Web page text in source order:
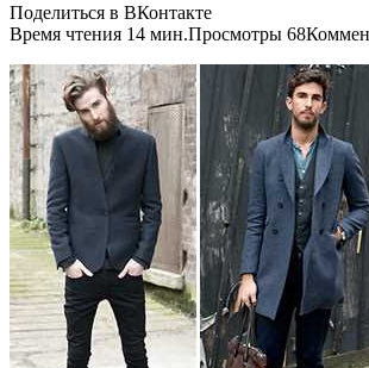
Поделиться в ВКонтакте
Время чтения 14 мин.Просмотры 68